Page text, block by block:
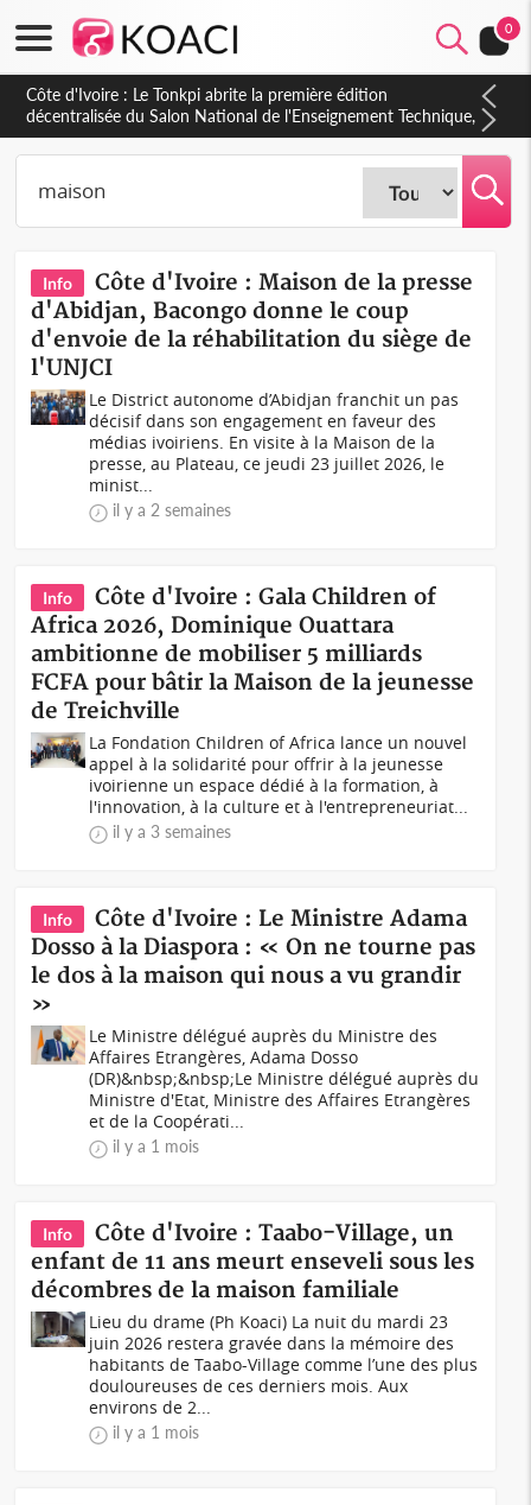
0
Côte d'Ivoire : PPA-CI, Gbagbo délègue une partie de ses
prérogatives de président à 05 cadres, vers sa retraite
politique ?
Info
Côte d'Ivoire : Maison de la presse
d'Abidjan, Bacongo donne le coup
d'envoie de la réhabilitation du siège de
l'UNJCI
Le District autonome d’Abidjan franchit un pas
décisif dans son engagement en faveur des
médias ivoiriens. En visite à la Maison de la
presse, au Plateau, ce jeudi 23 juillet 2026, le
minist...
il y a 2 semaines
Info
Côte d'Ivoire : Gala Children of
Africa 2026, Dominique Ouattara
ambitionne de mobiliser 5 milliards
FCFA pour bâtir la Maison de la jeunesse
de Treichville
La Fondation Children of Africa lance un nouvel
appel à la solidarité pour offrir à la jeunesse
ivoirienne un espace dédié à la formation, à
l'innovation, à la culture et à l'entrepreneuriat...
il y a 3 semaines
Info
Côte d'Ivoire : Le Ministre Adama
Dosso à la Diaspora : « On ne tourne pas
le dos à la maison qui nous a vu grandir
»
Le Ministre délégué auprès du Ministre des
Affaires Etrangères, Adama Dosso
(DR)&nbsp;&nbsp;Le Ministre délégué auprès du
Ministre d'Etat, Ministre des Affaires Etrangères
et de la Coopérati...
il y a 1 mois
Info
Côte d'Ivoire : Taabo-Village, un
enfant de 11 ans meurt enseveli sous les
décombres de la maison familiale
Lieu du drame (Ph Koaci) La nuit du mardi 23
juin 2026 restera gravée dans la mémoire des
habitants de Taabo-Village comme l’une des plus
douloureuses de ces derniers mois. Aux
environs de 2...
il y a 1 mois